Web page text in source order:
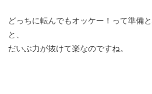
どっちに転んでもオッケー！って準備
と、
だいぶ力が抜けて楽なのですね。